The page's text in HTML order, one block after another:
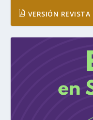
VERSIÓN REVISTA